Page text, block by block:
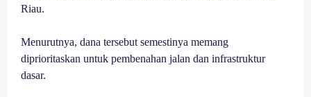
Riau.
Menurutnya, dana tersebut semestinya memang
diprioritaskan untuk pembenahan jalan dan infrastruktur
dasar.